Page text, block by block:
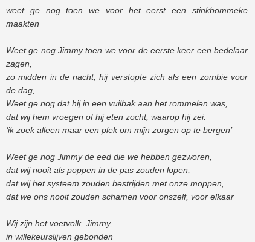
weet ge nog toen we voor het eerst een stinkbommeke
maakten
Weet ge nog Jimmy toen we voor de eerste keer een bedelaar
zagen,
zo midden in de nacht, hij verstopte zich als een zombie voor
de dag,
Weet ge nog dat hij in een vuilbak aan het rommelen was,
dat wij hem vroegen of hij eten zocht, waarop hij zei:
‘ik zoek alleen maar een plek om mijn zorgen op te bergen’
Weet ge nog Jimmy de eed die we hebben gezworen,
dat wij nooit als poppen in de pas zouden lopen,
dat wij het systeem zouden bestrijden met onze moppen,
dat we ons nooit zouden schamen voor onszelf, voor elkaar
Wij zijn het voetvolk, Jimmy,
in willekeurslijven gebonden